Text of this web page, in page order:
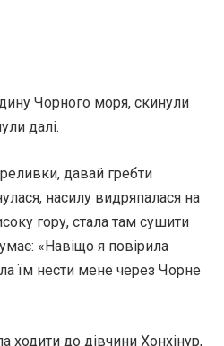
Чорного моря, скинули
далі.
давай гребти
насилу видряпалася на
гору, стала там сушити
«Навіщо я повірила
їм нести мене через Чорне
ходити до дівчини Хонхінур,